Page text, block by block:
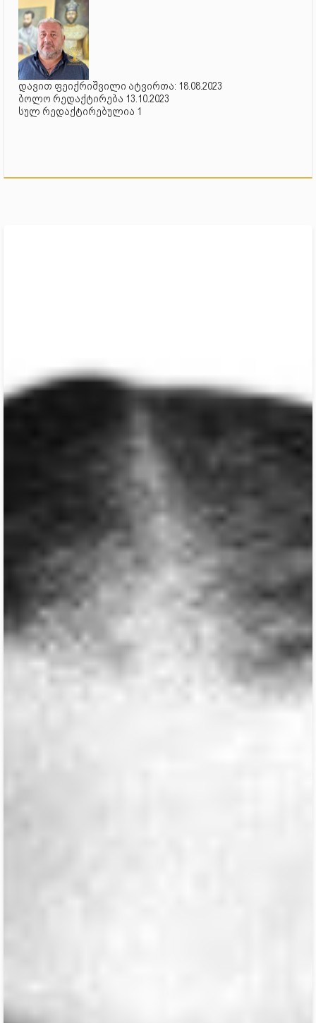
დავით ფეიქრიშვილი ატვირთა: 18.08.2023
ბოლო რედაქტირება 13.10.2023
სულ რედაქტირებულია 1